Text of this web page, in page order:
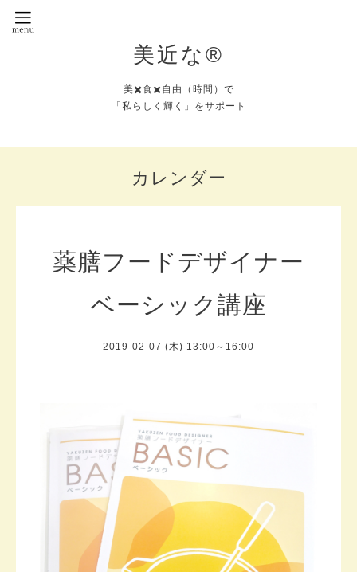
美近な®︎
美✖️食✖️自由（時間）で
「私らしく輝く」をサポート
カレンダー
薬膳フードデザイナー
ベーシック講座
2019-02-07 (木) 13:00～16:00